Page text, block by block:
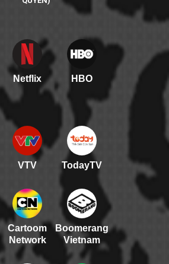
Netflix HBO
VTV TodayTV
Cartoom
Network
Boomerang
Vietnam